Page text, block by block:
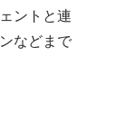
ントと連
などまで